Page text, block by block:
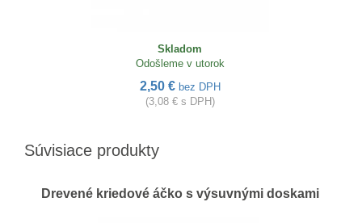
Skladom
Odošleme v utorok
2,50 € bez DPH
(3,08 € s DPH)
Súvisiace produkty
Drevené kriedové áčko s výsuvnými doskami